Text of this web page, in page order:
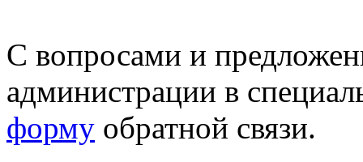
С вопросами и
администрации в
форму обратной связи.